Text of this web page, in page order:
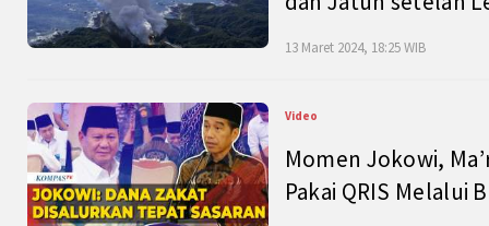
13 Maret 2024, 18:25 WIB
Video
Momen Jokowi,
Pakai QRIS Melalui